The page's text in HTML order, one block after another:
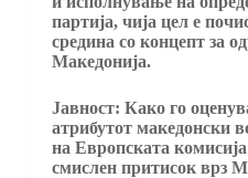
партија, чија цел е
средина со концепт за
Македонија.
Јавност: Како го
атрибутот македонски
на Европската
смислен притисок врз